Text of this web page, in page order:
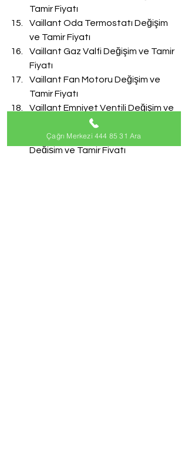
Tamir Fiyatı
Vaillant Oda Termostatı Değişim
ve Tamir Fiyatı
Vaillant Gaz Valfi Değişim ve Tamir
Fiyatı
Vaillant Fan Motoru Değişim ve
Tamir Fiyatı
Vaillant Emniyet Ventili Değişim ve
Vaillant Doldurma Musluğu
Değişim ve Tamir Fiyatı
Çağrı Merkezi 444 85 31 Ara